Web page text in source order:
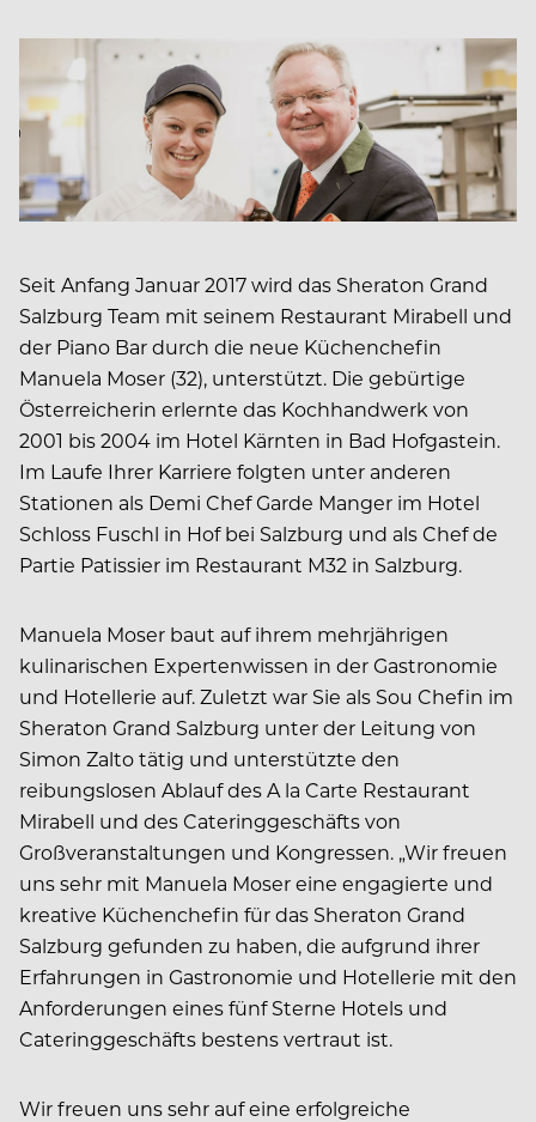
Seit Anfang Januar 2017 wird das Sheraton Grand
Salzburg Team mit seinem Restaurant Mirabell und
der Piano Bar durch die neue Küchenchefin
Manuela Moser (32), unterstützt. Die gebürtige
Österreicherin erlernte das Kochhandwerk von
2001 bis 2004 im Hotel Kärnten in Bad Hofgastein.
Im Laufe Ihrer Karriere folgten unter anderen
Stationen als Demi Chef Garde Manger im Hotel
Schloss Fuschl in Hof bei Salzburg und als Chef de
Partie Patissier im Restaurant M32 in Salzburg.
Manuela Moser baut auf ihrem mehrjährigen
kulinarischen Expertenwissen in der Gastronomie
und Hotellerie auf. Zuletzt war Sie als Sou Chefin im
Sheraton Grand Salzburg unter der Leitung von
Simon Zalto tätig und unterstützte den
reibungslosen Ablauf des A la Carte Restaurant
Mirabell und des Cateringgeschäfts von
Großveranstaltungen und Kongressen. „Wir freuen
uns sehr mit Manuela Moser eine engagierte und
kreative Küchenchefin für das Sheraton Grand
Salzburg gefunden zu haben, die aufgrund ihrer
Erfahrungen in Gastronomie und Hotellerie mit den
Anforderungen eines fünf Sterne Hotels und
Cateringgeschäfts bestens vertraut ist.
Wir freuen uns sehr auf eine erfolgreiche